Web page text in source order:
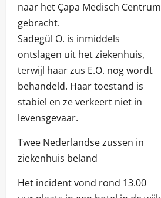
naar het Çapa Medisch Centrum
gebracht.
Sadegül O. is inmiddels
ontslagen uit het ziekenhuis,
terwijl haar zus E.O. nog wordt
behandeld. Haar toestand is
stabiel en ze verkeert niet in
levensgevaar.
Twee Nederlandse zussen in
ziekenhuis beland
Het incident vond rond 13.00